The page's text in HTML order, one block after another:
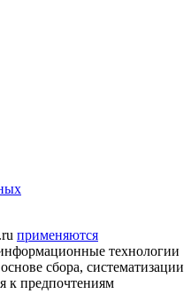
применяются
технологии
сбора, систематизации
к предпочтениям